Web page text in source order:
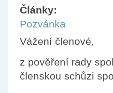
Články:
Pozvánka
Vážení členové,
z pověření rady
členskou schůzi